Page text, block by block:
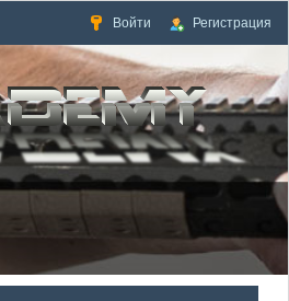
Войти Регистрация